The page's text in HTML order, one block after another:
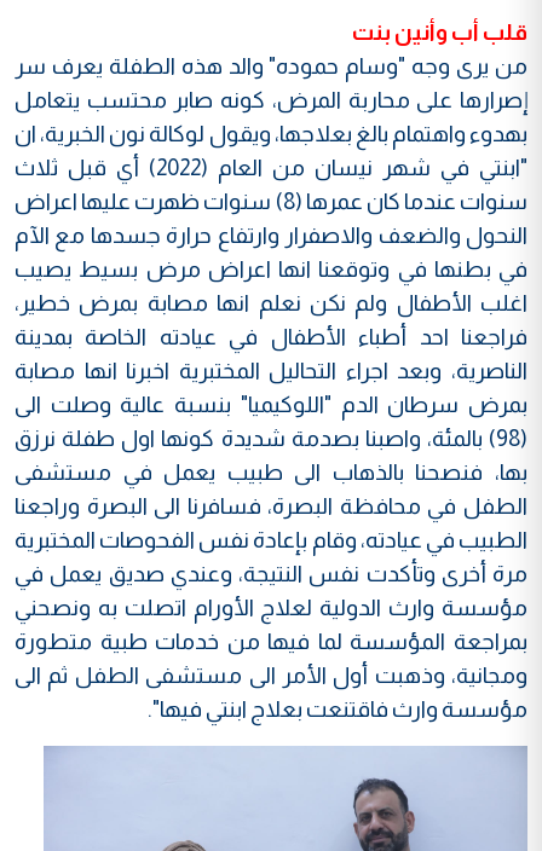
قلب أب وأنين بنت
من يرى وجه "وسام حموده" والد هذه الطفلة يعرف سر
إصرارها على محاربة المرض، كونه صابر محتسب يتعامل
بهدوء واهتمام بالغ بعلاجها، ويقول لوكالة نون الخبرية، ان
"ابنتي في شهر نيسان من العام (2022) أي قبل ثلاث
سنوات عندما كان عمرها (8) سنوات ظهرت عليها اعراض
النحول والضعف والاصفرار وارتفاع حرارة جسدها مع الآم
في بطنها في وتوقعنا انها اعراض مرض بسيط يصيب
اغلب الأطفال ولم نكن نعلم انها مصابة بمرض خطير،
فراجعنا احد أطباء الأطفال في عيادته الخاصة بمدينة
الناصرية، وبعد اجراء التحاليل المختبرية اخبرنا انها مصابة
بمرض سرطان الدم "اللوكيميا" بنسبة عالية وصلت الى
(98) بالمئة، واصبنا بصدمة شديدة كونها اول طفلة نرزق
بها، فنصحنا بالذهاب الى طبيب يعمل في مستشفى
الطفل في محافظة البصرة، فسافرنا الى البصرة وراجعنا
الطبيب في عيادته، وقام بإعادة نفس الفحوصات المختبرية
مرة أخرى وتأكدت نفس النتيجة، وعندي صديق يعمل في
مؤسسة وارث الدولية لعلاج الأورام اتصلت به ونصحني
بمراجعة المؤسسة لما فيها من خدمات طبية متطورة
ومجانية، وذهبت أول الأمر الى مستشفى الطفل ثم الى
مؤسسة وارث فاقتنعت بعلاج ابنتي فيها".